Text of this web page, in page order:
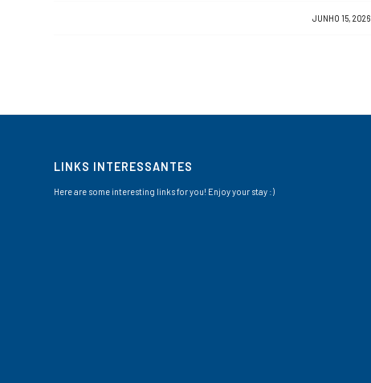
JUNHO 15, 2026
/
LINKS INTERESSANTES
Here are some interesting links for you! Enjoy your stay :)